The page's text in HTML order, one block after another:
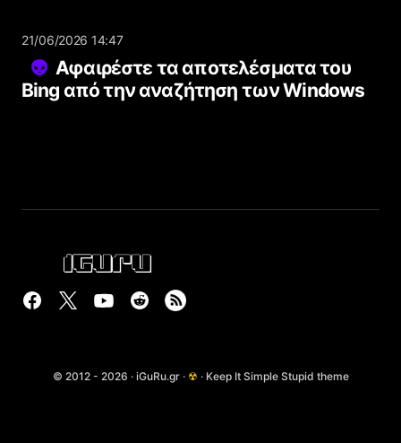
21/06/2026 14:47
Αφαιρέστε τα αποτελέσματα του
Bing από την αναζήτηση των Windows
© 2012 - 2026 · iGuRu.gr · ☢ · Keep It Simple Stupid theme